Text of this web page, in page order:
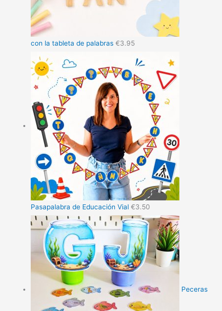
con la tableta de palabras €3.95
Pasapalabra de Educación Vial €3.50
Peceras